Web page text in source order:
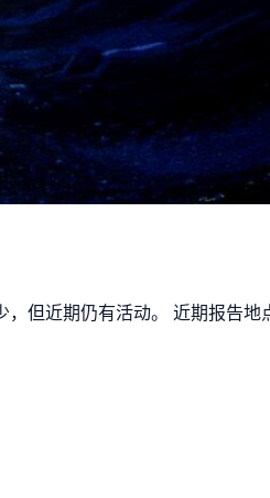
但近期仍有活动。 近期报告